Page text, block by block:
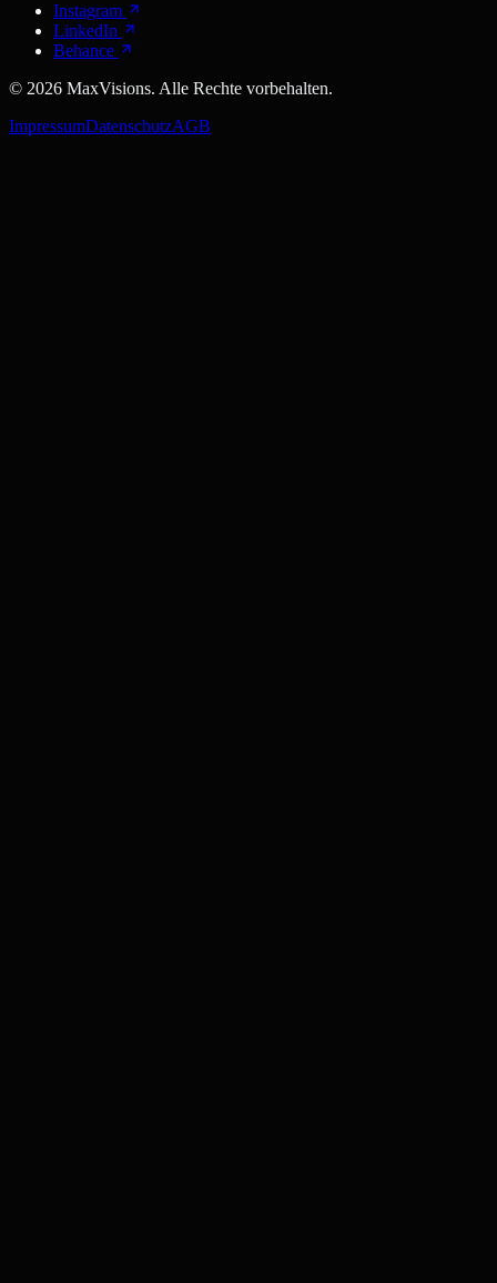
Instagram
LinkedIn
Behance
© 2026 MaxVisions. Alle Rechte vorbehalten.
ImpressumDatenschutzAGB